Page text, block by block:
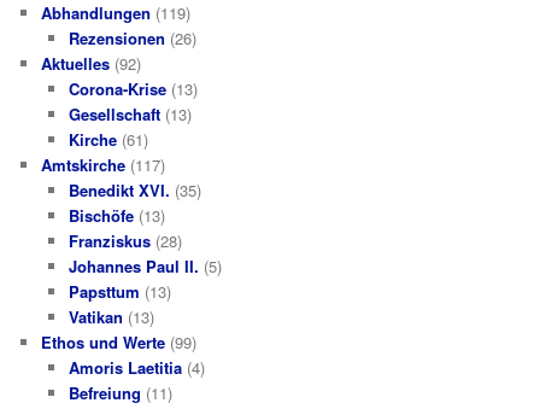
Abhandlungen (119)
Rezensionen (26)
Aktuelles (92)
Corona-Krise(13)
Gesellschaft(13)
Kirche(61)
Amtskirche (117)
Benedikt XVI. (35)
Bischöfe(13)
Franziskus(28)
Johannes Paul II. (5)
Papsttum (13)
Vatikan (13)
Ethos und Werte (99)
Amoris Laetitia(4)
Befreiung (11)